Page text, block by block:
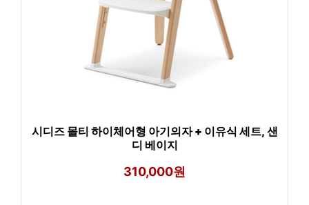
시디즈 몰티 하이체어형 아기의자 + 이유식 세트, 샌
디 베이지
310,000원